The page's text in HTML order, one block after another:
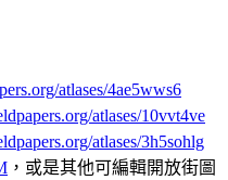
atlases/4ae5wws6
atlases/10vvt4ve
atlases/3h5sohlg
，或是其他可編輯開放街圖